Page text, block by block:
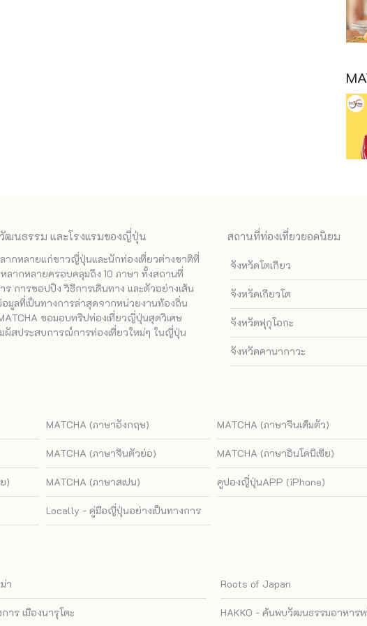
วัฒนธรรม และโรงแรมของญี่ปุ่น
ากหลายแก่ชาวญี่ปุ่นและนักท่องเที่ยวต่างชาติที่
ลากหลายครอบคลุมถึง 10 ภาษา ทั้งสถานที่
ร การชอปปิง วิธีการเดินทาง และตัวอย่างเส้น
อมูลที่เป็นทางการล่าสุดจากหน่วยงานท้องถิ่น
ขอมอบทริปท่องเที่ยวญี่ปุ่นสุดวิเศษ
ผัสประสบการณ์การท่องเที่ยวใหม่ๆ ในญี่ปุ่น
สถานที่ท่องเที่ยวยอดนิยม
จังหวัดโตเกียว
จังหวัดเกียวโต
จังหวัดฟุกุโอกะ
จังหวัดคานากาวะ
MATCHA (ภาษาอังกฤษ) MATCHA (ภาษาจีนเต็มตัว)
MATCHA (ภาษาจีนตัวย่อ) MATCHA (ภาษาอินโดนีเซีย)
) MATCHA (ภาษาสเปน) คูปองญี่ปุ่นAPP (iPhone)
Locally - คู่มือญี่ปุ่นอย่างเป็นทางการ
า Roots of Japan
าร เมืองนารุโตะ HAKKO - ค้นพบวัฒนธรรมอาหาร